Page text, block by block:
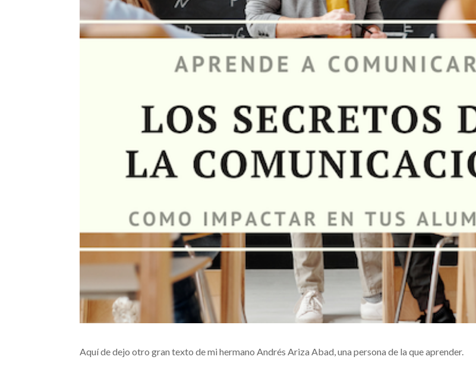
Aquí de dejo otro gran texto de mi hermano Andrés Ariza Abad, una persona de la que aprender.